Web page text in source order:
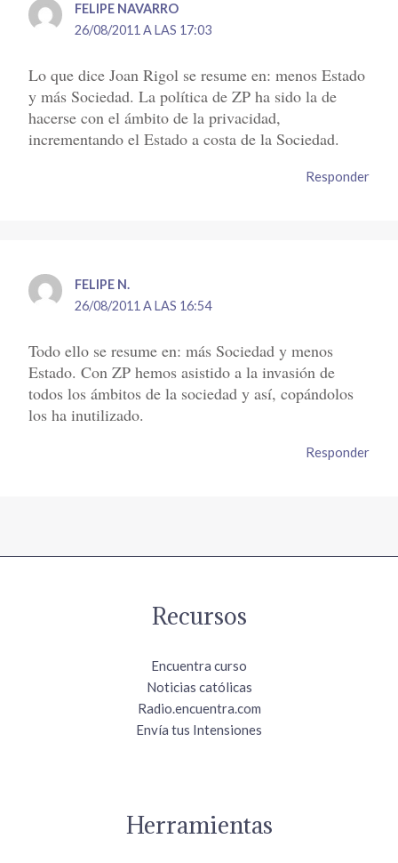
FELIPE NAVARRO
26/08/2011 A LAS 17:03
Lo que dice Joan Rigol se resume en: menos Estado
y más Sociedad. La política de ZP ha sido la de
hacerse con el ámbito de la privacidad,
incrementando el Estado a costa de la Sociedad.
Responder
FELIPE N.
26/08/2011 A LAS 16:54
Todo ello se resume en: más Sociedad y menos
Estado. Con ZP hemos asistido a la invasión de
todos los ámbitos de la sociedad y así, copándolos
los ha inutilizado.
Responder
Recursos
Encuentra curso
Noticias católicas
Radio.encuentra.com
Envía tus Intensiones
Herramientas